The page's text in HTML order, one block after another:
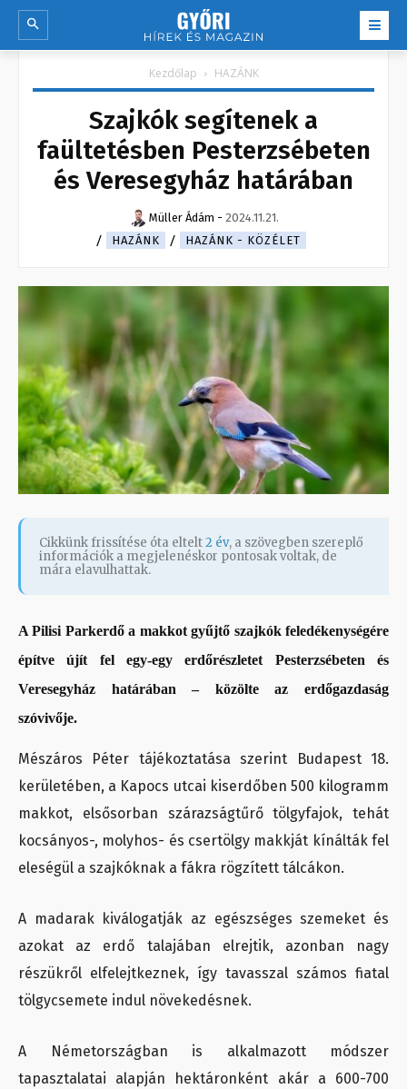
Kezdőlap HAZÁNK
Szajkók segítenek a
faültetésben Pesterzsébeten
és Veresegyház határában
Müller Ádám - 2024.11.21.
HAZÁNK
HAZÁNK - KÖZÉLET
Cikkünk frissítése óta eltelt2 év, a szövegben szereplő
információk a megjelenéskor pontosak voltak, de
mára elavulhattak.
A Pilisi Parkerdő a makkot gyűjtő szajkók feledékenységére
építve újít fel egy-egy erdőrészletet Pesterzsébeten és
Veresegyház határában – közölte az erdőgazdaság
szóvivője.
Mészáros Péter tájékoztatása szerint Budapest 18.
kerületében, a Kapocs utcai kiserdőben 500 kilogramm
makkot, elsősorban szárazságtűrő tölgyfajok, tehát
kocsányos-, molyhos- és csertölgy makkját kínálták fel
eleségül a szajkóknak a fákra rögzített tálcákon.
A madarak kiválogatják az egészséges szemeket és
azokat az erdő talajában elrejtik, azonban nagy
részükről elfelejtkeznek, így tavasszal számos fiatal
tölgycsemete indul növekedésnek.
A Németországban is alkalmazott módszer
tapasztalatai alapján hektáronként akár a 600-700